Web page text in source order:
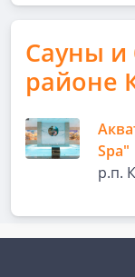
Сауны и
районе
Spa"
р.п.